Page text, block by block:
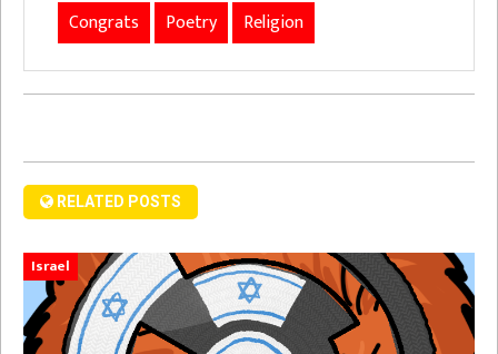
Congrats Poetry Religion
RELATED POSTS
Israel